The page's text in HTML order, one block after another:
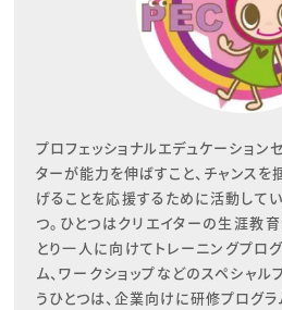
プロフェッショナルエデュケーション
ターが能力を伸ばすこと、チャンスを
げることを応援するために活動して
つ。ひとつはクリエイターの生涯教
とり一人に向けてトレーニングプロ
ム、ワークショップなどのスペシャル
うひとつは、企業向けに研修プログ